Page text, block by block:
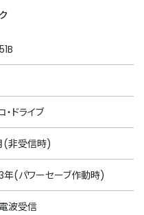
ドライブ
(非受信時)
年(パワーセーブ作動時)
波受信